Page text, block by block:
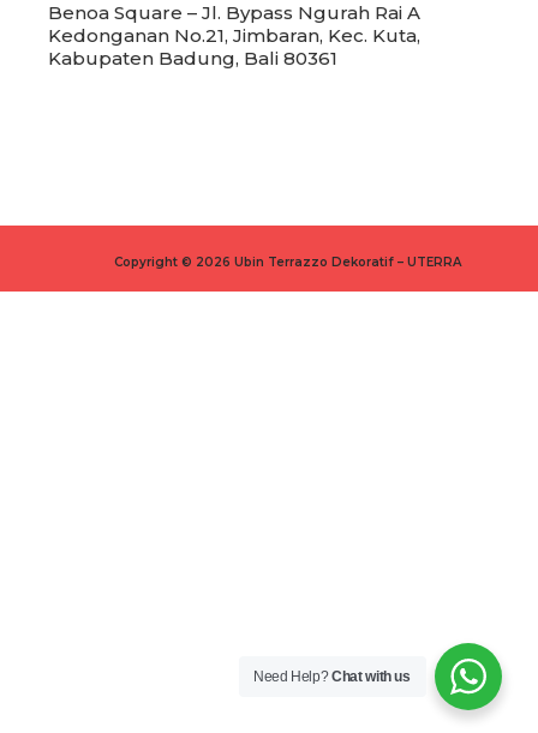
Benoa Square – Jl. Bypass Ngurah Rai A
Kedonganan No.21, Jimbaran, Kec. Kuta,
Kabupaten Badung, Bali 80361
Copyright © 2026 Ubin Terrazzo Dekoratif – UTERRA
Need Help?Chat with us